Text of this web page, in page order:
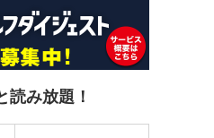
読み放題！